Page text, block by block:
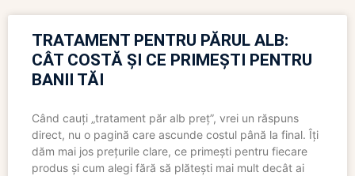
TRATAMENT PENTRU PĂRUL ALB:
CÂT COSTĂ ȘI CE PRIMEȘTI PENTRU
BANII TĂI
Când cauți „tratament păr alb preț”, vrei un răspuns
direct, nu o pagină care ascunde costul până la final. Îți
dăm mai jos prețurile clare, ce primești pentru fiecare
produs și cum alegi fără să plătești mai mult decât ai